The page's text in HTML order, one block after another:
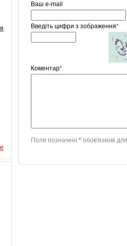
Ваш e-mail
Введіть цифри з зображення*
Коментар*
Поля позначені * обов'язкові